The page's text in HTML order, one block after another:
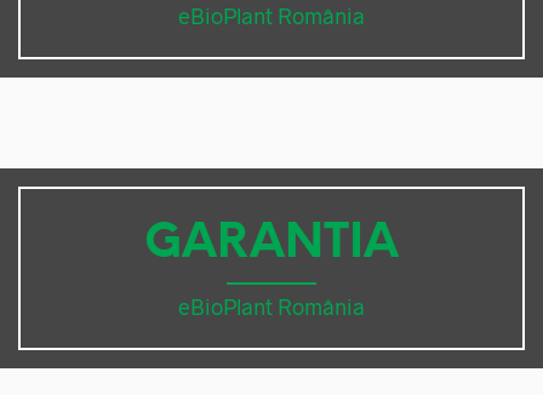
eBioPlant România
GARANTIA
eBioPlant România